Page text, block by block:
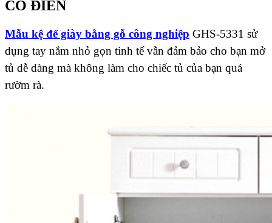
CỔ ĐIỂN
Mẫu kệ để giày bằng gỗ công nghiệp GHS-5331 sử
dụng tay nắm nhỏ gọn tinh tế vẫn đảm bảo cho bạn mở
tủ dễ dàng mà không làm cho chiếc tủ của bạn quá
rườm rà.